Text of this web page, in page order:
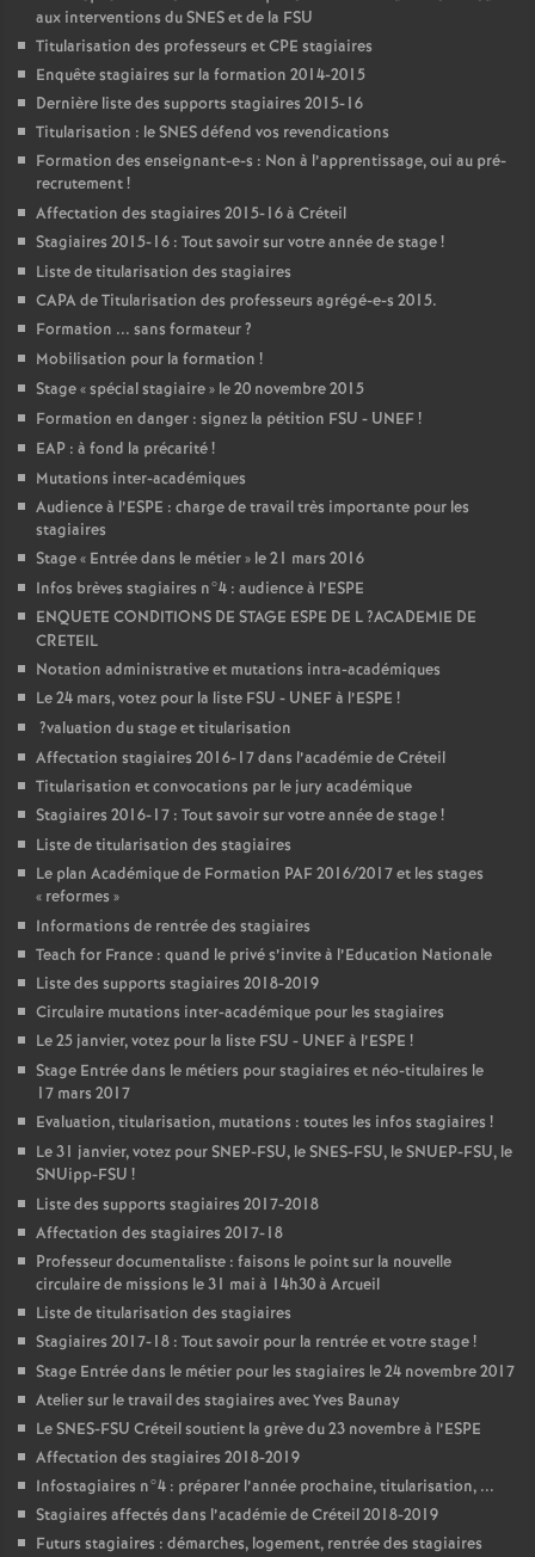
aux interventions duSNESet de la FSU
Titularisation des professeurs etCPE stagiaires
Enquête stagiaires sur la formation 2014-2015
Dernière liste des supports stagiaires 2015-16
Titularisation : leSNESdéfend vos revendications
Formation des enseignant-e-s : Non à l’apprentissage, oui au pré-
recrutement!
Affectation des stagiaires 2015-16 à Créteil
Stagiaires 2015-16 : Tout savoir sur votre année de stage!
Liste de titularisation des stagiaires
CAPAde Titularisation des professeurs agrégé-e-s 2015.
Formation ... sans formateur?
Mobilisation pour la formation !
Stage «spécial stagiaire» le 20 novembre 2015
Formation en danger : signez la pétition FSU - UNEF!
EAP : à fond la précarité!
Mutations inter-académiques
Audience à l’ESPE : charge de travail très importante pour les
stagiaires
Stage « Entrée dans le métier» le 21 mars 2016
Infos brèves stagiaires n°4 : audience à l’ESPE
ENQUETE CONDITIONS DE STAGE ESPE DE L?ACADEMIE DE
CRETEIL
Notation administrative et mutations intra-académiques
Le 24 mars, votez pour la liste FSU - UNEFà l’ESPE !
?valuation du stage et titularisation
Affectation stagiaires 2016-17 dans l’académie de Créteil
Titularisation et convocations par le jury académique
Stagiaires 2016-17 : Tout savoir sur votre année de stage!
Liste de titularisation des stagiaires
Le plan Académique de Formation PAF2016/2017 et les stages
« reformes »
Informations de rentrée des stagiaires
Teach for France : quand le privé s’invite à l’Education Nationale
Liste des supports stagiaires 2018-2019
Circulaire mutations inter-académique pour les stagiaires
Le 25 janvier, votez pour la liste FSU - UNEFà l’ESPE !
Stage Entrée dans le métiers pour stagiaires et néo-titulaires le
17 mars 2017
Evaluation, titularisation, mutations : toutes les infos stagiaires !
Le 31 janvier, votez pourSNEP-FSU, leSNES-FSU, leSNUEP-FSU, le
SNUipp-FSU !
Liste des supports stagiaires 2017-2018
Affectation des stagiaires 2017-18
Professeur documentaliste : faisons le point sur la nouvelle
circulaire de missions le 31 mai à 14h30 à Arcueil
Liste de titularisation des stagiaires
Stagiaires 2017-18 : Tout savoir pour la rentrée et votre stage!
Stage Entrée dans le métier pour les stagiaires le 24 novembre 2017
Atelier sur le travail des stagiaires avec Yves Baunay
LeSNES-FSU Créteil soutient la grève du 23 novembre à l’ESPE
Affectation des stagiaires 2018-2019
Infostagiaires n°4 : préparer l’année prochaine, titularisation, ...
Stagiaires affectés dans l’académie de Créteil 2018-2019
Futurs stagiaires : démarches, logement, rentrée des stagiaires